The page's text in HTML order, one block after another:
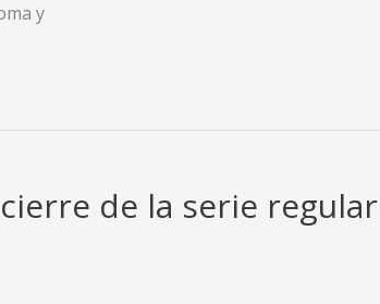
y
de la serie regular